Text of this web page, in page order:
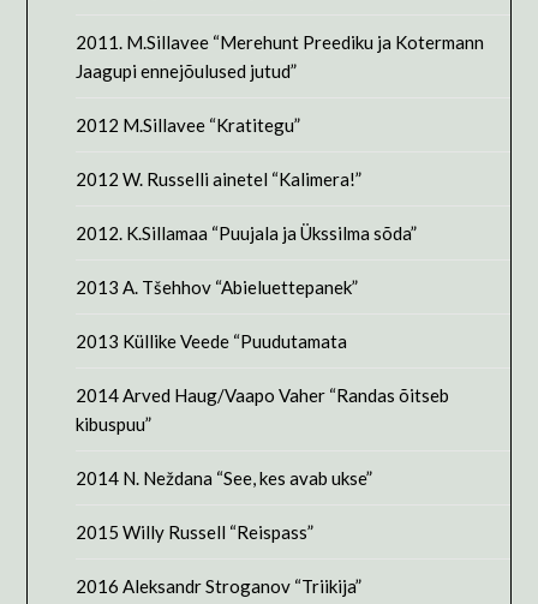
2011. M.Sillavee “Merehunt Preediku ja Kotermann
Jaagupi ennejõulused jutud”
2012 M.Sillavee “Kratitegu”
2012 W. Russelli ainetel “Kalimera!”
2012. K.Sillamaa “Puujala ja Ükssilma sõda”
2013 A. Tšehhov “Abieluettepanek”
2013 Küllike Veede “Puudutamata
2014 Arved Haug/Vaapo Vaher “Randas õitseb
kibuspuu”
2014 N. Neždana “See, kes avab ukse”
2015 Willy Russell “Reispass”
2016 Aleksandr Stroganov “Triikija”